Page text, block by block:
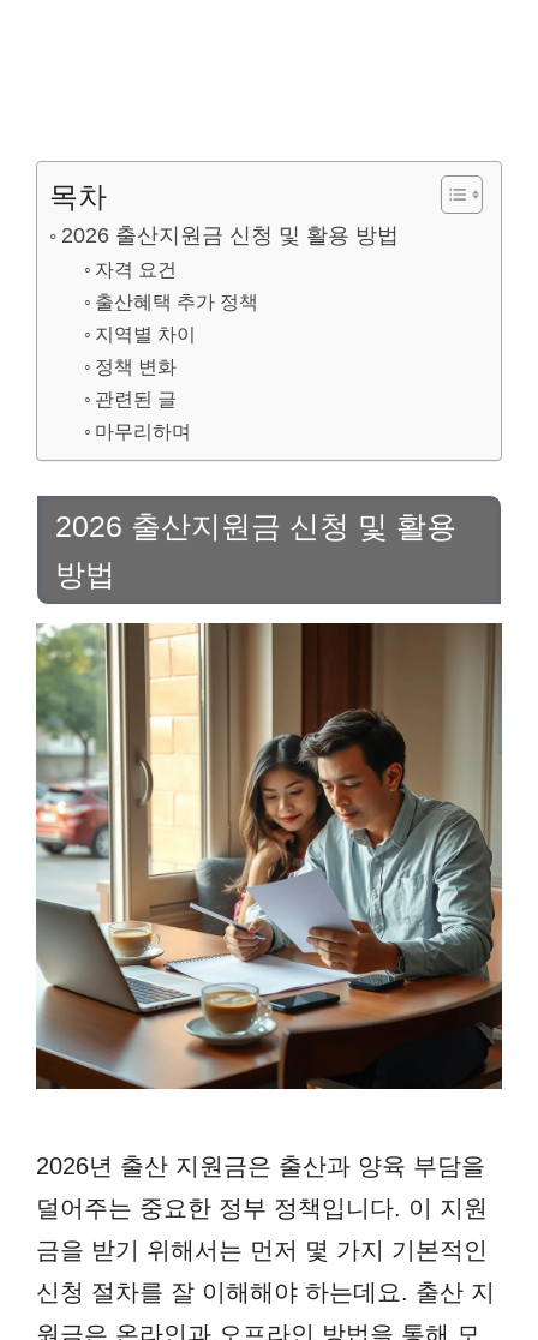
목차
2026 출산지원금 신청 및 활용 방법
자격 요건
출산혜택 추가 정책
지역별 차이
정책 변화
관련된 글
마무리하며
2026 출산지원금 신청 및 활용
방법
2026년 출산 지원금은 출산과 양육 부담을
덜어주는 중요한 정부 정책입니다. 이 지원
금을 받기 위해서는 먼저 몇 가지 기본적인
신청 절차를 잘 이해해야 하는데요. 출산 지
원금은 온라인과 오프라인 방법을 통해 모